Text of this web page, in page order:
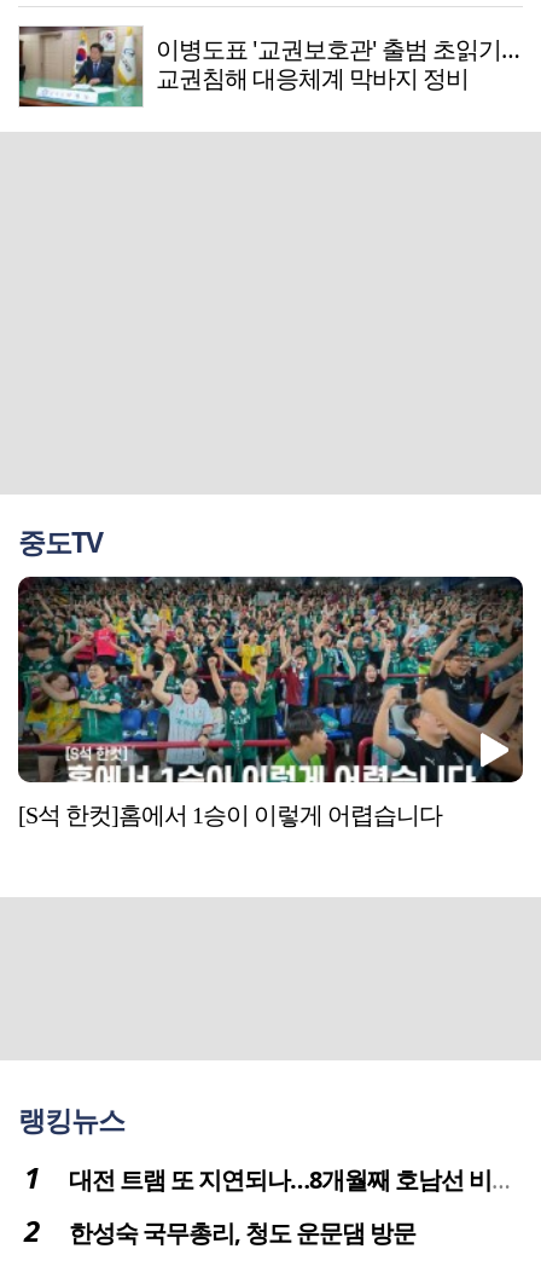
이병도표 '교권보호관' 출범 초읽기…
교권침해 대응체계 막바지 정비
중도TV
[S석 한컷]홈에서 1승이 이렇게 어렵습니다
랭킹뉴스
대전 트램 또 지연되나…8개월째 호남선 비개착공사 시공사 선정 난항
한성숙 국무총리, 청도 운문댐 방문